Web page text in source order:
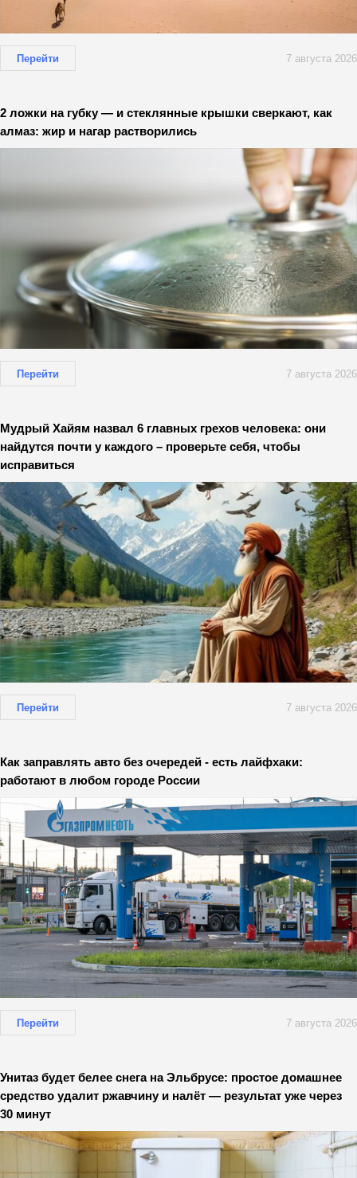
Перейти 7 августа 2026
2 ложки на губку — и стеклянные крышки сверкают, как
алмаз: жир и нагар растворились
Перейти 7 августа 2026
Мудрый Хайям назвал 6 главных грехов человека: они
найдутся почти у каждого – проверьте себя, чтобы
исправиться
Перейти 7 августа 2026
Как заправлять авто без очередей - есть лайфхаки:
работают в любом городе России
Перейти 7 августа 2026
Унитаз будет белее снега на Эльбрусе: простое домашнее
средство удалит ржавчину и налёт — результат уже через
30 минут